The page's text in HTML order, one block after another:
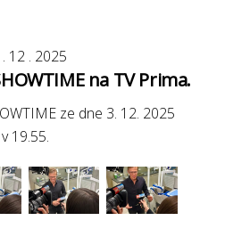
. 12 . 2025
na TV Prima.
ze dne 3. 12. 2025
v 19.55.